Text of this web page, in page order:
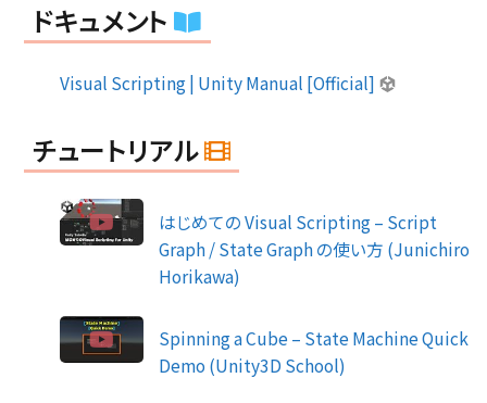
ドキュメント
Visual Scripting | Unity Manual [Official]
チュートリアル
はじめての Visual Scripting – Script
Graph / State Graph の使い方 (Junichiro
Horikawa)
Spinning a Cube – State Machine Quick
Demo (Unity3D School)